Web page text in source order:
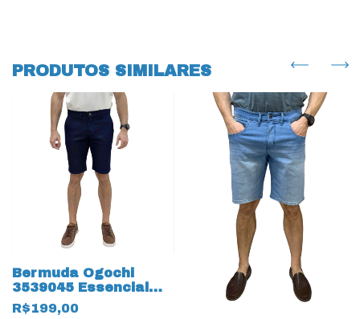
PRODUTOS SIMILARES
Bermuda Ogochi
3539045 Essencial
19432 Jeans
R$199,00